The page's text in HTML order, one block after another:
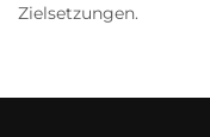
Zielsetzungen.